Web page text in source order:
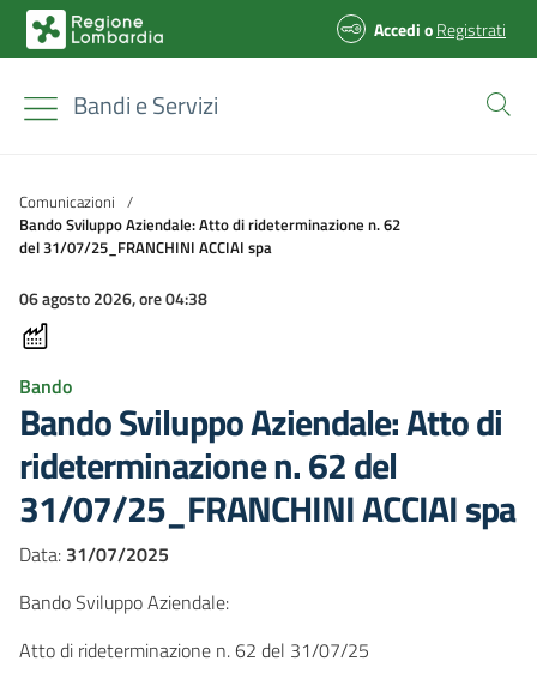
AccedioRegistrati
Bandi e Servizi
Comunicazioni /
Bando Sviluppo Aziendale: Atto di rideterminazione n. 62
del 31/07/25_FRANCHINI ACCIAI spa
06 agosto 2026, ore 04:38
Bando
Bando Sviluppo Aziendale: Atto di
rideterminazione n. 62 del
31/07/25_FRANCHINI ACCIAI spa
Data: 31/07/2025
Bando Sviluppo Aziendale:
Atto di rideterminazione n. 62 del 31/07/25